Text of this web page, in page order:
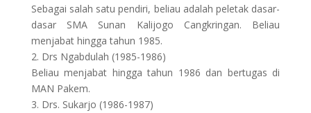
Sebagai salah satu pendiri, beliau adalah peletak dasar-
dasar SMA Sunan Kalijogo Cangkringan. Beliau
menjabat hingga tahun 1985.
2. Drs Ngabdulah (1985-1986)
Beliau menjabat hingga tahun 1986 dan bertugas di
MAN Pakem.
3. Drs. Sukarjo (1986-1987)